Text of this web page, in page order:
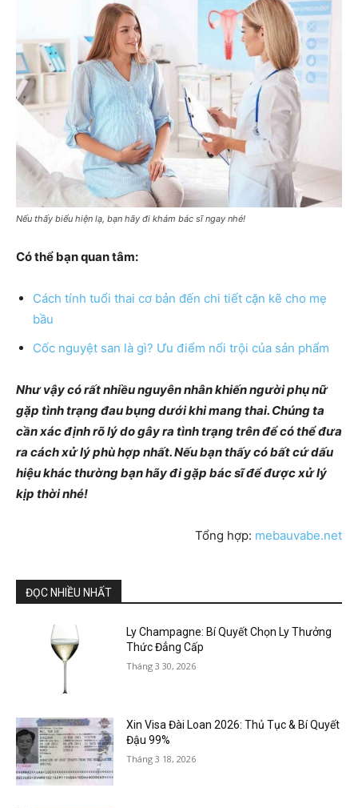
Nếu thấy biểu hiện lạ, bạn hãy đi khám bác sĩ ngay nhé!
Có thể bạn quan tâm:
Cách tính tuổi thai cơ bản đến chi tiết cặn kẽ cho mẹ
bầu
Cốc nguyệt san là gì? Ưu điểm nổi trội của sản phẩm
Như vậy có rất nhiều nguyên nhân khiến người phụ nữ
gặp tình trạng đau bụng dưới khi mang thai. Chúng ta
cần xác định rõ lý do gây ra tình trạng trên để có thể đưa
ra cách xử lý phù hợp nhất. Nếu bạn thấy có bất cứ dấu
hiệu khác thường bạn hãy đi gặp bác sĩ để được xử lý
kịp thời nhé!
Tổng hợp: mebauvabe.net
ĐỌC NHIỀU NHẤT
Ly Champagne: Bí Quyết Chọn Ly Thưởng
Thức Đẳng Cấp
Tháng 3 30, 2026
Xin Visa Đài Loan 2026: Thủ Tục & Bí Quyết
Đậu 99%
Tháng 3 18, 2026